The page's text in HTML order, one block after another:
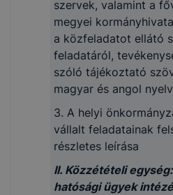
székhelye
3. A fentiek szerinti
közalapítványok
szerve tagjainak
felsorolása
1.5. Lapok
I. Közzétételi egység:
Lapok
szervek, valamint a
megyei
a közfeladatot ellátó
feladatáról,
szóló tájékoztató
magyar és angol
3. A helyi
vállalt feladatainak
részletes leírása
II. Közzétételi
hatósági ügyek